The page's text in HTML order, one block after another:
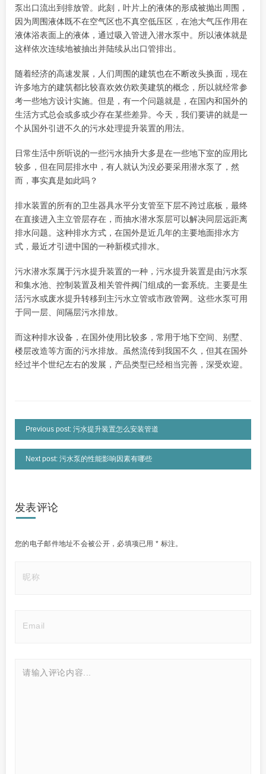
泵出口流出到排放管。此刻，叶片上的液体的形成被抛出周围，
因为周围液体既不在空气区也不真空低压区，在池大气压作用在
液体浴表面上的液体，通过吸入管进入潜水泵中。所以液体就是
这样依次连续地被抽出并陆续从出口管排出。
随着经济的高速发展，人们周围的建筑也在不断改头换面，现在
许多地方的建筑都比较喜欢效仿欧美建筑的概念，所以就经常参
考一些地方设计实施。但是，有一个问题就是，在国内和国外的
生活方式总会或多或少存在某些差异。今天，我们要讲的就是一
个从国外引进不久的污水处理提升装置的用法。
日常生活中所听说的一些污水抽升大多是在一些地下室的应用比
较多，但在同层排水中，有人就认为没必要采用潜水泵了，然
而，事实真是如此吗？
排水装置的所有的卫生器具水平分支管至下层不跨过底板，最终
在直接进入主立管层存在，而抽水潜水泵层可以解决同层远距离
排水问题。这种排水方式，在国外是近几年的主要地面排水方
式，最近才引进中国的一种新模式排水。
污水潜水泵属于污水提升装置的一种，污水提升装置是由污水泵
和集水池、控制装置及相关管件阀门组成的一套系统。主要是生
活污水或废水提升转移到主污水立管或市政管网。这些水泵可用
于同一层、间隔层污水排放。
而这种排水设备，在国外使用比较多，常用于地下空间、别墅、
楼层改造等方面的污水排放。虽然流传到我国不久，但其在国外
经过半个世纪左右的发展，产品类型已经相当完善，深受欢迎。
Previous post: 污水提升装置怎么安装管道
Next post: 污水泵的性能影响因素有哪些
发表评论
您的电子邮件地址不会被公开， 必填项已用* 标注。